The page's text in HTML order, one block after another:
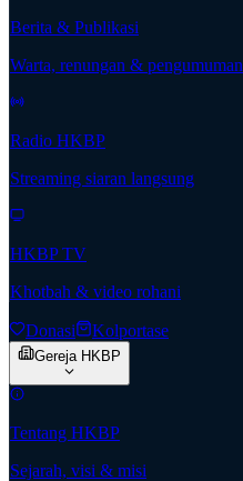
Berita & Publikasi
Warta, renungan & pengumuman
Radio HKBP
Streaming siaran langsung
HKBP TV
Khotbah & video rohani
Donasi Kolportase
Gereja HKBP
Tentang HKBP
Sejarah, visi & misi